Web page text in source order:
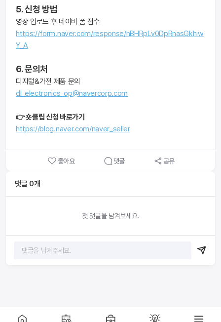
5. 신청 방법
영상 업로드 후 네이버 폼 접수
https://form.naver.com/response/hBHRpLv0DpRnasGkhiw
Y_A
6. 문의처
디지털&가전 제품 문의
dl_electronics_op@navercorp.com
👉 숏클립 신청 바로가기
https://blog.naver.com/naver_seller
좋아요 댓글 공유
댓글 0개
첫 댓글을 남겨보세요.